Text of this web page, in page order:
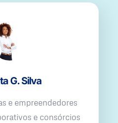
G. Silva
e empreendedores
e consórcios